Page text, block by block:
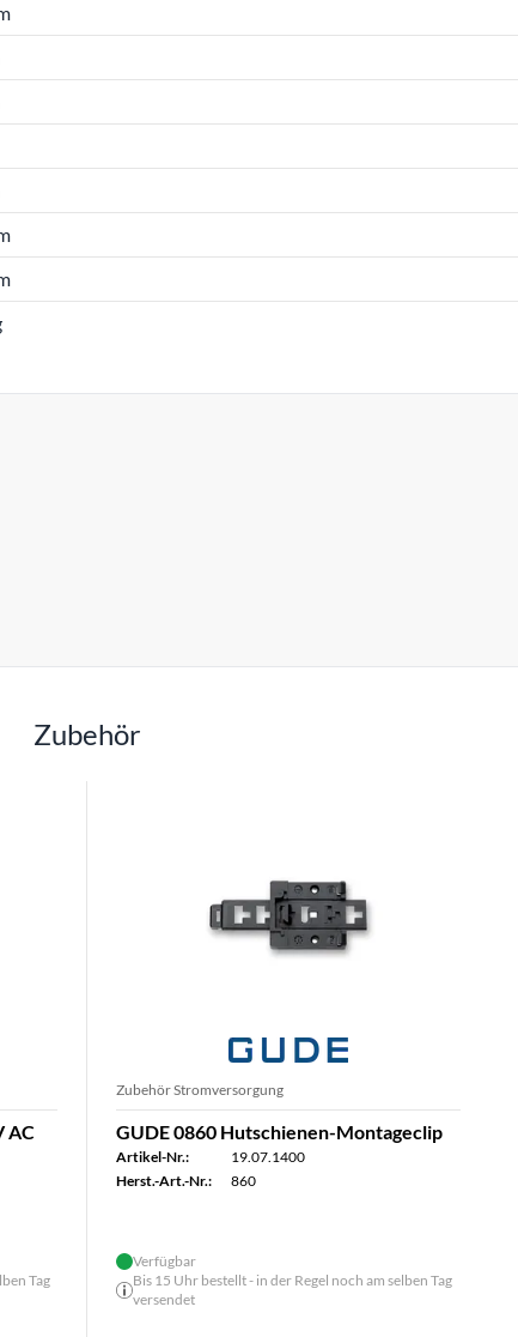
Zubehör
AC
Tag
Zubehör Stromversorgung
GUDE 0860 Hutschienen-Montageclip
Artikel-Nr.:
19.07.1400
Herst.-Art.-Nr.:
860
Verfügbar
Bis 15 Uhr bestellt - in der Regel noch am selben Tag
versendet